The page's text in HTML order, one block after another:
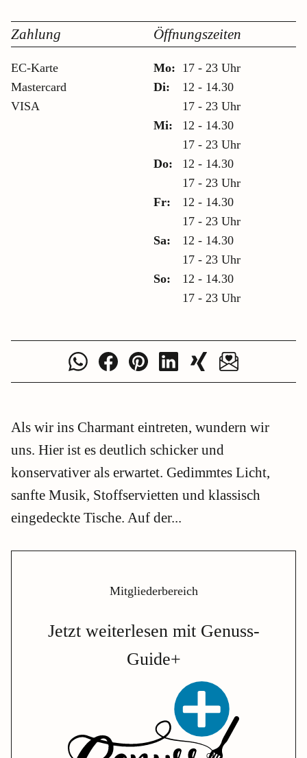
Zahlung
EC-Karte
Mastercard
VISA
Öffnungszeiten
Mo: 17 - 23 Uhr
Di:
12 - 14.30
17 - 23 Uhr
Mi:
12 - 14.30
17 - 23 Uhr
Do:
12 - 14.30
17 - 23 Uhr
Fr:
12 - 14.30
17 - 23 Uhr
Sa:
12 - 14.30
17 - 23 Uhr
So:
12 - 14.30
17 - 23 Uhr
Als wir ins Charmant eintreten, wundern wir
uns. Hier ist es deutlich schicker und
konservativer als erwartet. Gedimmtes Licht,
sanfte Musik, Stoffservietten und klassisch
eingedeckte Tische. Auf der...
Mitgliederbereich
Jetzt weiterlesen mit Genuss-
Guide+